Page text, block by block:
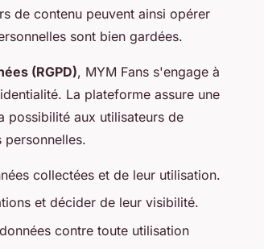
de contenu peuvent ainsi opérer
sont bien gardées.
(RGPD), MYM Fans s'engage à
La plateforme assure une
possibilité aux utilisateurs de
collectées et de leur utilisation.
et décider de leur visibilité.
contre toute utilisation